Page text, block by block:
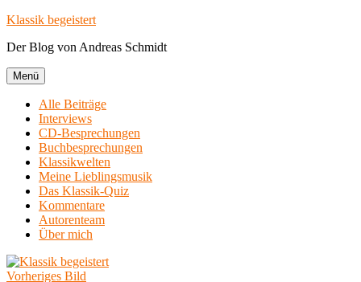
Zum
springen
Klassik begeistert
Der Blog von Andreas Schmidt
Menü
Alle Beiträge
Interviews
CD-Besprechungen
Buchbesprechungen
Klassikwelten
Meine Lieblingsmusik
Das Klassik-Quiz
Kommentare
Autorenteam
Über mich
Vorheriges Bild